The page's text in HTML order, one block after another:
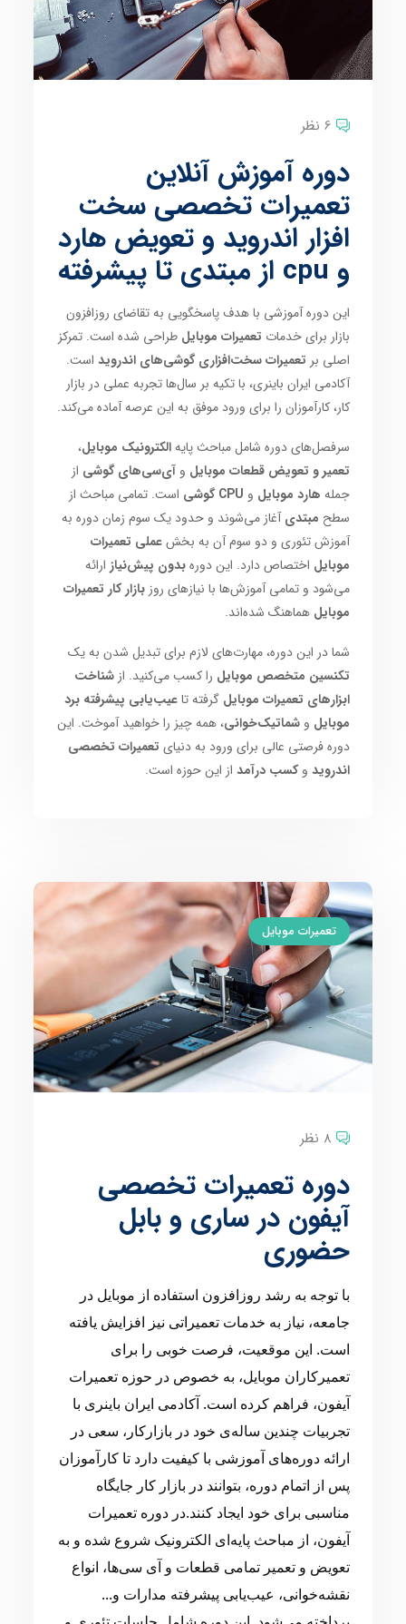
6 نظر
دوره آموزش آنلاین
تعمیرات تخصصی سخت
افزار اندروید و تعویض هارد
و cpu از مبتدی تا پیشرفته
این دوره آموزشی با هدف پاسخگویی به تقاضای روزافزون
بازار برای خدمات تعمیرات موبایل طراحی شده است. تمرکز
اصلی بر تعمیرات سخت‌افزاری گوشی‌های اندروید است.
آکادمی ایران باینری، با تکیه بر سال‌ها تجربه عملی در بازار
کار، کارآموزان را برای ورود موفق به این عرصه آماده می‌کند.
سرفصل‌های دوره شامل مباحث پایهالکترونیک موبایل،
تعمیر و تعویض قطعات موبایل وآی‌سی‌های گوشی از
جمله هارد موبایل و CPU گوشی
است. تمامی مباحث از
سطح مبتدیآغاز می‌شوند و حدود یک سوم زمان دوره به
آموزش تئوری و دو سوم آن به بخشعملی تعمیرات
موبایل اختصاص دارد. این دورهبدون پیش‌نیاز ارائه
می‌شود و تمامی آموزش‌ها با نیازهای روزبازار کار تعمیرات
موبایل هماهنگ شده‌اند.
شما در این دوره، مهارت‌های لازم برای تبدیل شدن به یک
تکنسین متخصص موبایل را کسب می‌کنید. ازشناخت
ابزارهای تعمیرات موبایل گرفته تاعیب‌یابی پیشرفته برد
موبایل وشماتیک‌خوانی، همه چیز را خواهید آموخت. این
دوره فرصتی عالی برای ورود به دنیای تعمیرات تخصصی
اندروید وکسب درآمد از این حوزه است.
تعمیرات موبایل
8 نظر
دوره تعمیرات تخصصی
آیفون در ساری و بابل
حضوری
با توجه به رشد روزافزون استفاده از موبایل در
جامعه، نیاز به خدمات تعمیراتی نیز افزایش یافته
است. این موقعیت، فرصت خوبی را برای
تعمیرکاران موبایل، به خصوص در حوزه تعمیرات
آیفون، فراهم کرده است. آکادمی ایران باینری با
تجربیات چندین ساله‌ی خود در بازارکار، سعی در
ارائه دوره‌های آموزشی با کیفیت دارد تا کارآموزان
پس از اتمام دوره، بتوانند در بازار کار جایگاه
مناسبی برای خود ایجاد کنند.در دوره تعمیرات
آیفون، از مباحث پایه‌ای الکترونیک شروع شده و به
تعویض و تعمیر تمامی قطعات و آی سی‌ها، انواع
نقشه‌خوانی، عیب‌یابی پیشرفته مدارات و...